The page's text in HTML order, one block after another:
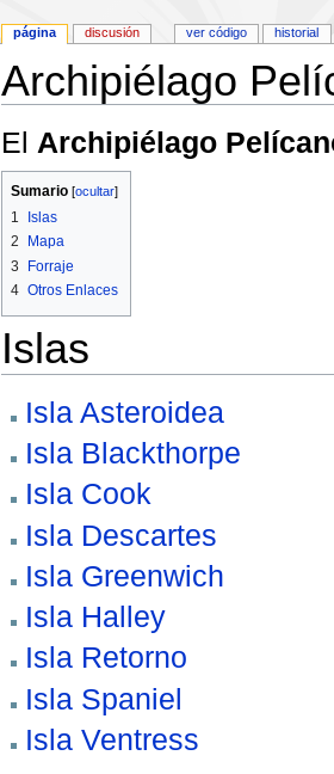
Archipiélago
El Archipiélago
Sumario[ocultar]
1
Islas
2
Mapa
3
Forraje
4 Otros Enlaces
Islas
Isla Asteroidea
Isla Blackthorpe
Isla Cook
Isla Descartes
Isla Greenwich
Isla Halley
Isla Retorno
Isla Spaniel
Isla Ventress
página discusión ver código historial